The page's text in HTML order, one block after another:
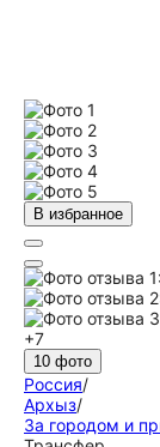
В избранное
+7
10 фото
Россия/
Архыз/
За городом и